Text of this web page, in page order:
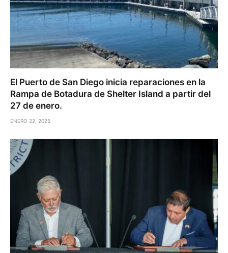
El Puerto de San Diego inicia reparaciones en la
Rampa de Botadura de Shelter Island a partir del
27 de enero.
ENERO 22, 2025